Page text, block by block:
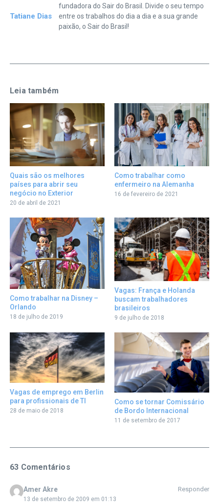
Tatiane Dias
fundadora do Sair do Brasil. Divide o seu tempo
entre os trabalhos do dia a dia e a sua grande
paixão, o Sair do Brasil!
Leia também
Quais são os melhores
países para abrir seu
negócio no Exterior
20 de abril de 2021
Como trabalhar como
enfermeiro na Alemanha
16 de fevereiro de 2021
Como trabalhar na Disney –
Orlando
18 de julho de 2019
Vagas: França e Holanda
buscam trabalhadores
brasileiros
9 de julho de 2018
Vagas de emprego em Berlin
para profissionais de TI
28 de maio de 2018
Como se tornar Comissário
de Bordo Internacional
11 de setembro de 2017
63 Comentários
Amer Akre
13 de setembro de 2009 em 01:13
Responder